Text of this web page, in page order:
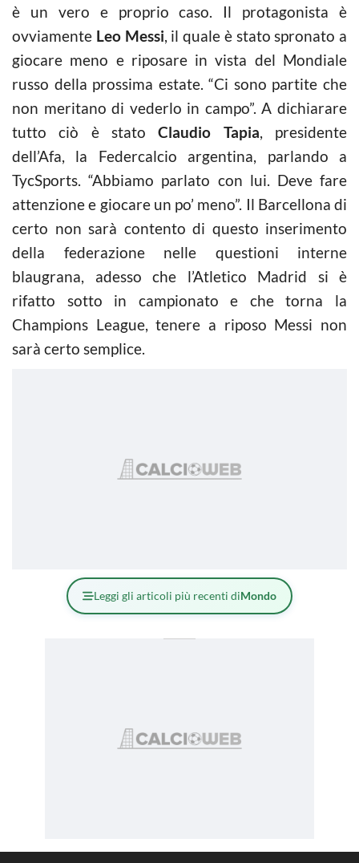
è un vero e proprio caso. Il protagonista è
ovviamente Leo Messi, il quale è stato spronato a
giocare meno e riposare in vista del Mondiale
russo della prossima estate. “Ci sono partite che
non meritano di vederlo in campo”. A dichiarare
tutto ciò è statoClaudio Tapia, presidente
dell’Afa, la Federcalcio argentina, parlando a
TycSports. “Abbiamo parlato con lui. Deve fare
attenzione e giocare un po’ meno”. Il Barcellona di
certo non sarà contento di questo inserimento
della federazione nelle questioni interne
blaugrana, adesso che l’Atletico Madrid si è
rifatto sotto in campionato e che torna la
Champions League, tenere a riposo Messi non
sarà certo semplice.
Leggi gli articoli più recenti diMondo